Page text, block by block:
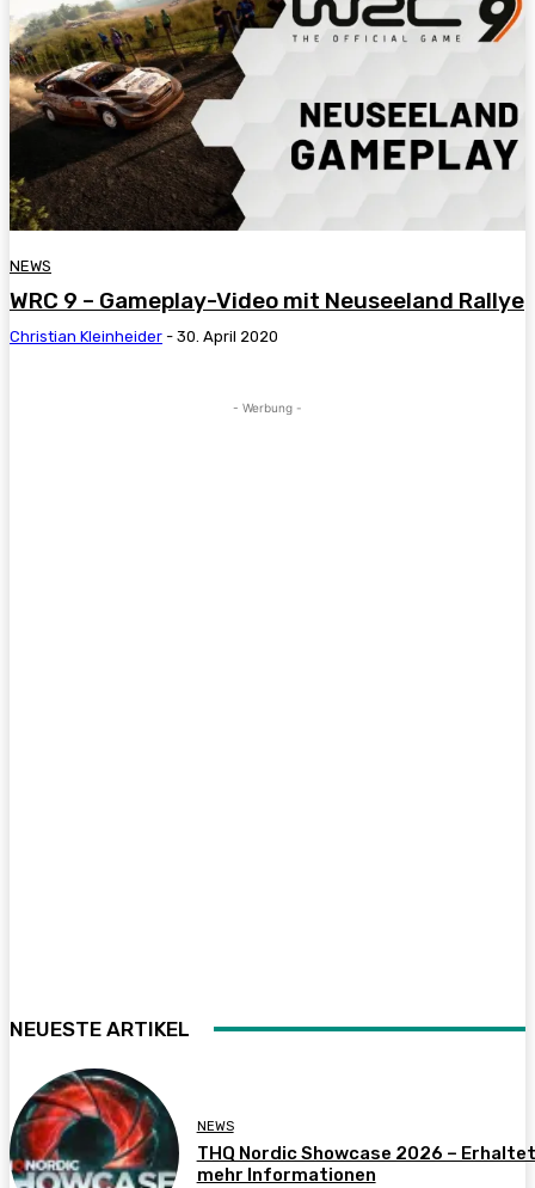
NEWS
WRC 9 – Gameplay-Video mit Neuseeland Rallye
Christian Kleinheider - 30. April 2020
- Werbung -
NEUESTE ARTIKEL
NEWS
THQ Nordic Showcase 2026 – Erhaltet
mehr Informationen